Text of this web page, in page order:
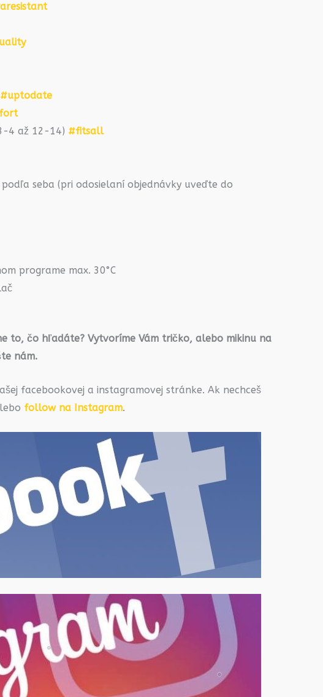
#uptodate
4 až 12-14) #fitsall
seba (pri odosielaní objednávky uveďte do
programe max. 30°C
to, čo hľadáte? Vytvoríme Vám tričko, alebo mikinu na
nám.
facebookovej a instagramovej stránke. Ak nechceš
follow na Instagram.